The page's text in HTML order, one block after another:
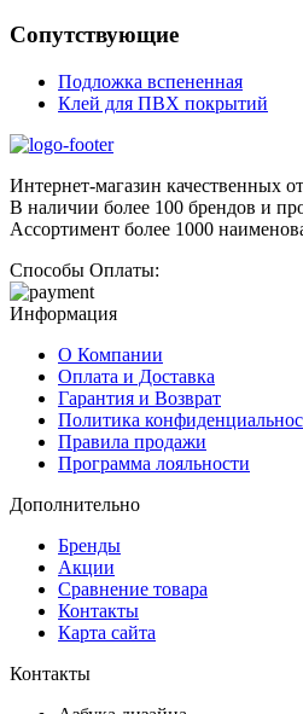
Сопутствующие
Подложка вспененная
Клей для ПВХ покрытий
Интернет-магазин качественных
В наличии более 100 брендов и
Ассортимент более 1000
Способы Оплаты:
Информация
О Компании
Оплата и Доставка
Гарантия и Возврат
Политика
Правила продажи
Программа лояльности
Дополнительно
Бренды
Акции
Сравнение товара
Контакты
Карта сайта
Контакты